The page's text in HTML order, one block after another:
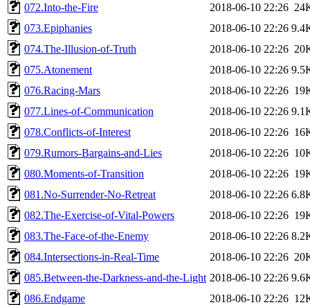
072.Into-the-Fire
2018-06-10 22:26
073.Epiphanies
2018-06-10 22:26
074.The-Illusion-of-Truth
2018-06-10 22:26
075.Atonement
2018-06-10 22:26
076.Racing-Mars
2018-06-10 22:26
077.Lines-of-Communication
2018-06-10 22:26
078.Conflicts-of-Interest
2018-06-10 22:26
079.Rumors-Bargains-and-Lies
2018-06-10 22:26
080.Moments-of-Transition
2018-06-10 22:26
081.No-Surrender-No-Retreat
2018-06-10 22:26
082.The-Exercise-of-Vital-Powers
2018-06-10 22:26
083.The-Face-of-the-Enemy
2018-06-10 22:26
084.Intersections-in-Real-Time
2018-06-10 22:26
085.Between-the-Darkness-and-the-Light 2018-06-10 22:26
086.Endgame
2018-06-10 22:26